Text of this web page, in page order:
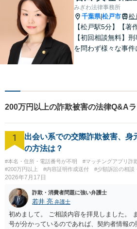
みぎわ法律事務所
千葉県|松戸市 松
【松戸駅5分】【著
【初回相談無料】
を問わず様々な事件
てるようサポートさ
だきます。
200万円以上の詐欺被害の法律Q&A
1
出会い系での交際詐欺被害、身
の方法は？
#本名・住所・電話番号が不明 #マッチングアプリ詐
#200万円以上
#内容証明作成送付 #少額訴訟の相談
2026年7月17日
詐欺・消費者問題に強い弁護士
若井 亮 弁護士
初めまして。 ご相談内容を拝見しました。
号が分かっているのであれば、契約者情報